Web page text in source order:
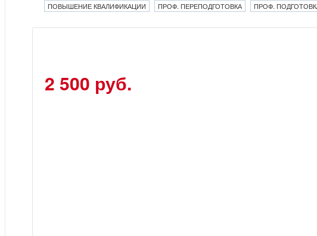
ПОВЫШЕНИЕ КВАЛИФИКАЦИИ ПРОФ. ПЕРЕПОДГОТОВКА ПРОФ.
2 500 руб.